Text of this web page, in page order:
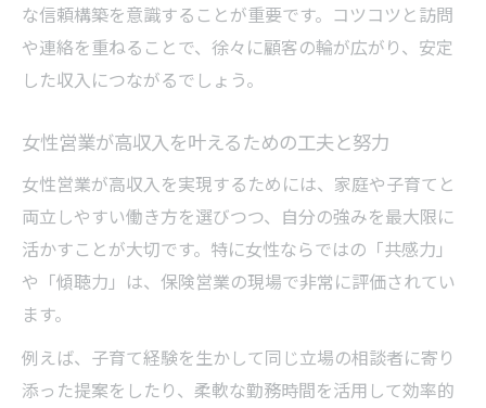
な信頼構築を意識することが重要です。コツコツと訪問
や連絡を重ねることで、徐々に顧客の輪が広がり、安定
した収入につながるでしょう。
女性営業が高収入を叶えるための工夫と努力
女性営業が高収入を実現するためには、家庭や子育てと
両立しやすい働き方を選びつつ、自分の強みを最大限に
活かすことが大切です。特に女性ならではの「共感力」
や「傾聴力」は、保険営業の現場で非常に評価されてい
ます。
例えば、子育て経験を生かして同じ立場の相談者に寄り
添った提案をしたり、柔軟な勤務時間を活用して効率的